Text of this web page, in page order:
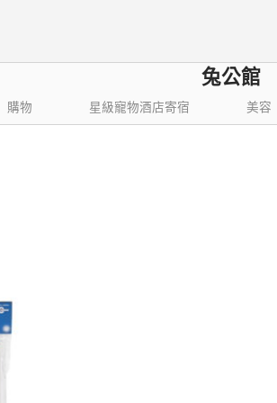
兔公館
購物 星級寵物酒店寄宿 美容